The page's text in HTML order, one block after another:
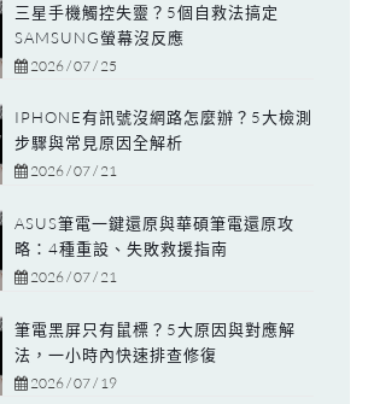
三星手機觸控失靈？5個自救法搞定
SAMSUNG螢幕沒反應
2026 / 07 / 25
IPHONE有訊號沒網路怎麼辦？5大檢測
步驟與常見原因全解析
2026 / 07 / 21
ASUS筆電一鍵還原與華碩筆電還原攻
略：4種重設、失敗救援指南
2026 / 07 / 21
筆電黑屏只有鼠標？5大原因與對應解
法，一小時內快速排查修復
2026 / 07 / 19